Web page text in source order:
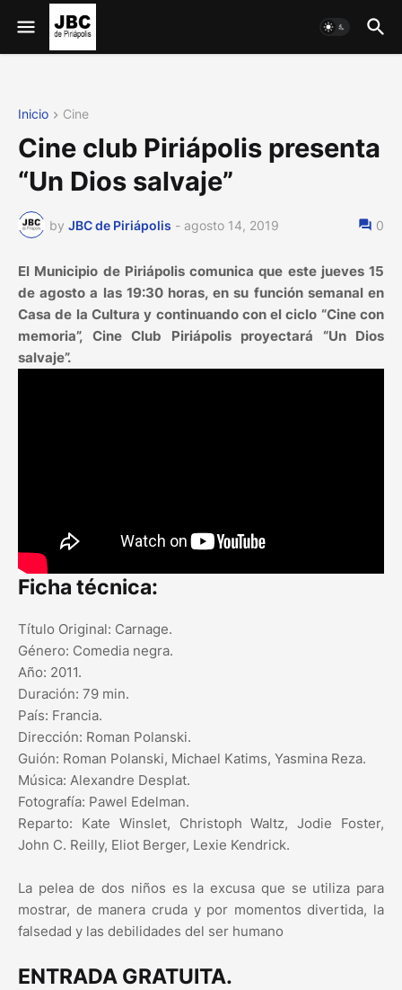
Inicio Cine
Cine club Piriápolis presenta
“Un Dios salvaje”
by JBC de Piriápolis - agosto 14, 2019 0
El Municipio de Piriápolis comunica que este jueves 15
de agosto a las 19:30 horas, en su función semanal en
Casa de la Cultura y continuando con el ciclo “Cine con
memoria”, Cine Club Piriápolis proyectará “Un Dios
salvaje”.
Ficha técnica:
Título Original: Carnage.
Género: Comedia negra.
Año: 2011.
Duración: 79 min.
País: Francia.
Dirección: Roman Polanski.
Guión: Roman Polanski, Michael Katims, Yasmina Reza.
Música: Alexandre Desplat.
Fotografía: Pawel Edelman.
Reparto: Kate Winslet, Christoph Waltz, Jodie Foster,
John C. Reilly, Eliot Berger, Lexie Kendrick.
La pelea de dos niños es la excusa que se utiliza para
mostrar, de manera cruda y por momentos divertida, la
falsedad y las debilidades del ser humano
ENTRADA GRATUITA.